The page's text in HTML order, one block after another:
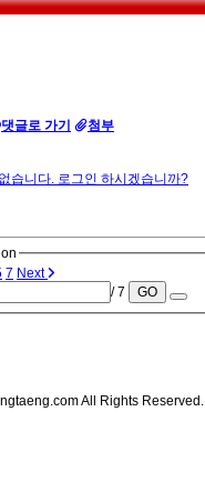
댓글로 가기
첨부
습니다. 로그인 하시겠습니까?
7 Next
/ 7
GO
All Rights Reserved.